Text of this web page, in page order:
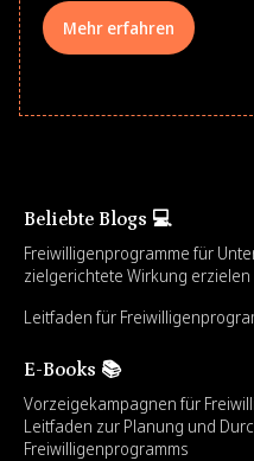
Mehr erfahren
Beliebte Blogs 💻
Freiwilligenprogramme für
zielgerichtete Wirkung erzielen
Leitfaden für
E-Books 📚
Vorzeigekampagnen für
Leitfaden zur Planung und
Freiwilligenprogramms